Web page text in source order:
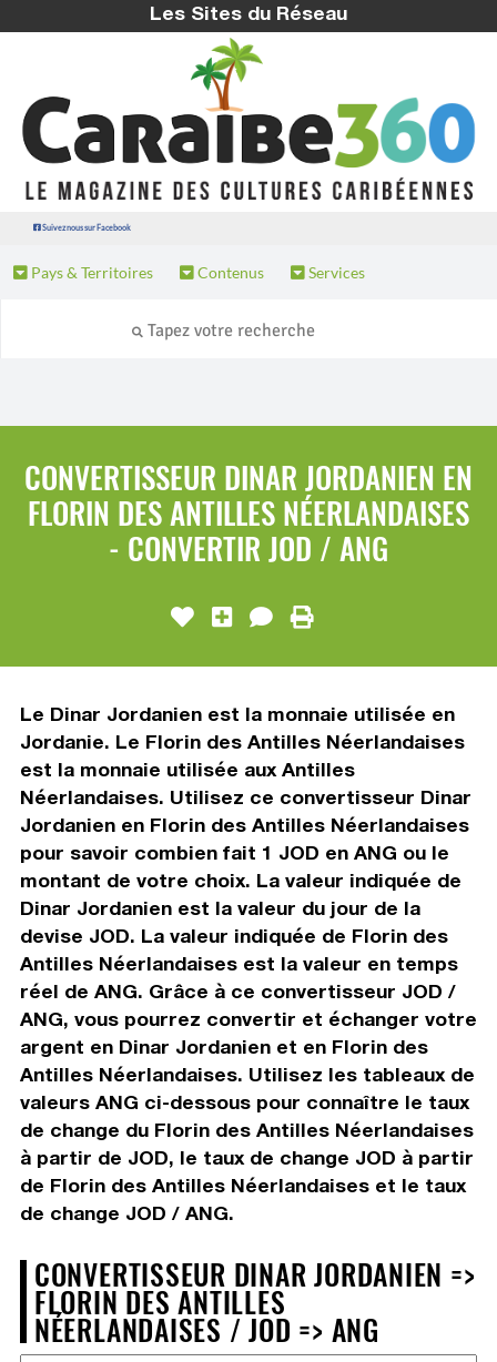
Les Sites du Réseau
Suivez nous sur Facebook
Pays & Territoires Contenus Services
CONVERTISSEUR DINAR JORDANIEN EN
FLORIN DES ANTILLES NÉERLANDAISES
- CONVERTIR JOD / ANG
Le Dinar Jordanien est la monnaie utilisée en
Jordanie. Le Florin des Antilles Néerlandaises
est la monnaie utilisée aux Antilles
Néerlandaises. Utilisez ce convertisseur Dinar
Jordanien en Florin des Antilles Néerlandaises
pour savoir combien fait 1 JOD en ANG ou le
montant de votre choix. La valeur indiquée de
Dinar Jordanien est la valeur du jour de la
devise JOD. La valeur indiquée de Florin des
Antilles Néerlandaises est la valeur en temps
réel de ANG. Grâce à ce convertisseur JOD /
ANG, vous pourrez convertir et échanger votre
argent en Dinar Jordanien et en Florin des
Antilles Néerlandaises. Utilisez les tableaux de
valeurs ANG ci-dessous pour connaître le taux
de change du Florin des Antilles Néerlandaises
à partir de JOD, le taux de change JOD à partir
de Florin des Antilles Néerlandaises et le taux
de change JOD / ANG.
CONVERTISSEUR DINAR JORDANIEN =>
FLORIN DES ANTILLES
NÉERLANDAISES / JOD => ANG